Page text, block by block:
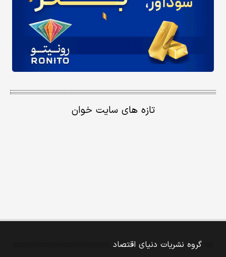
تازه های سایت خوان
گروه نشریات دنیای اقتصاد